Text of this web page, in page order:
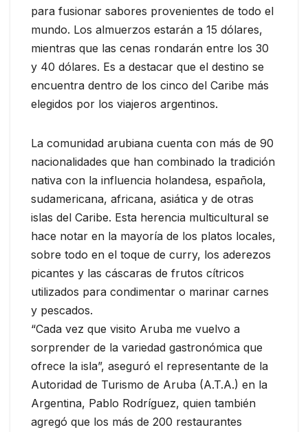
para fusionar sabores provenientes de todo el
mundo. Los almuerzos estarán a 15 dólares,
mientras que las cenas rondarán entre los 30
y 40 dólares. Es a destacar que el destino se
encuentra dentro de los cinco del Caribe más
elegidos por los viajeros argentinos.
La comunidad arubiana cuenta con más de 90
nacionalidades que han combinado la tradición
nativa con la influencia holandesa, española,
sudamericana, africana, asiática y de otras
islas del Caribe. Esta herencia multicultural se
hace notar en la mayoría de los platos locales,
sobre todo en el toque de curry, los aderezos
picantes y las cáscaras de frutos cítricos
utilizados para condimentar o marinar carnes
y pescados.
“Cada vez que visito Aruba me vuelvo a
sorprender de la variedad gastronómica que
ofrece la isla”, aseguró el representante de la
Autoridad de Turismo de Aruba (A.T.A.) en la
Argentina, Pablo Rodríguez, quien también
agregó que los más de 200 restaurantes